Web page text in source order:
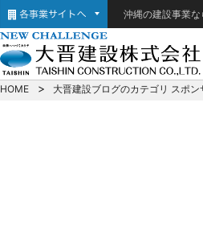
沖縄の建設事業
HOME 大晋建設ブログのカテゴリ スポン